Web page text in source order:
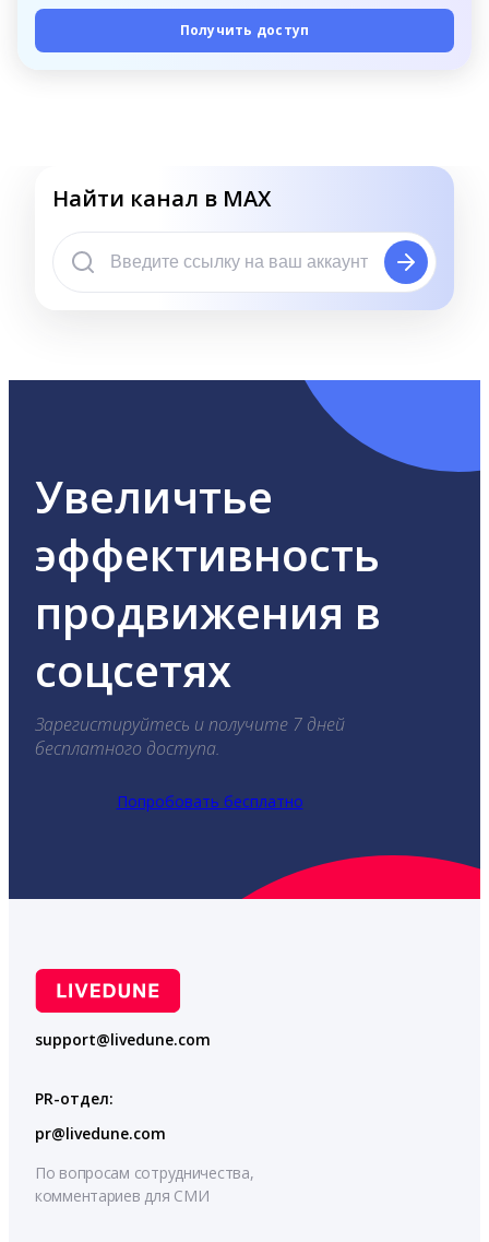
Получить доступ
Найти канал в MAX
Увеличтье
эффективность
продвижения в
соцсетях
Зарегистируйтесь и получите 7 дней
бесплатного доступа.
Попробовать бесплатно
support@livedune.com
PR-отдел:
pr@livedune.com
По вопросам сотрудничества,
комментариев для СМИ